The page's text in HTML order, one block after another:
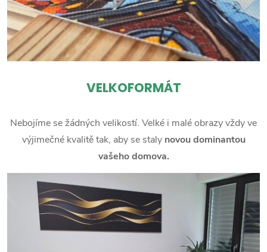
VELKOFORMÁT
Nebojíme se žádných velikostí. Velké i malé obrazy vždy ve
výjimečné kvalitě tak, aby se staly novou dominantou
vašeho domova.